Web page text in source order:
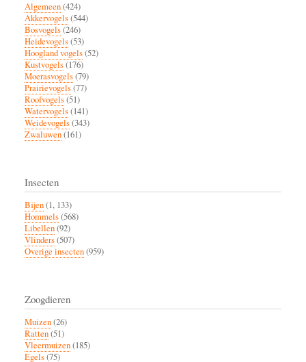
Algemeen(424)
Akkervogels(544)
Bosvogels(246)
Heidevogels(53)
Hoogland vogels(52)
Kustvogels(176)
Moerasvogels(79)
Prairievogels(77)
Roofvogels(51)
Watervogels(141)
Weidevogels(343)
Zwaluwen(161)
Insecten
Bijen(1, 133)
Hommels(568)
Libellen(92)
Vlinders(507)
Overige insecten(959)
Zoogdieren
Muizen(26)
Ratten(51)
Vleermuizen(185)
Egels(75)